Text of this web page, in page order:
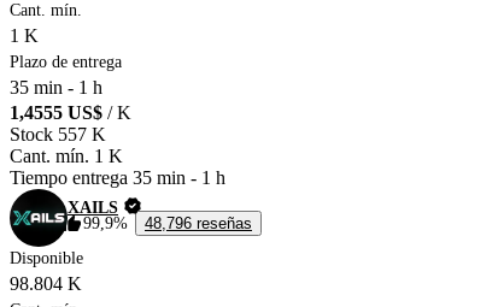
Cant. mín.
1 K
Plazo de entrega
35 min - 1 h
1,4555 US$ / K
Stock 557 K
Cant. mín. 1 K
Tiempo entrega 35 min - 1 h
XAILS
99,9%
48,796 reseñas
Disponible
98.804 K